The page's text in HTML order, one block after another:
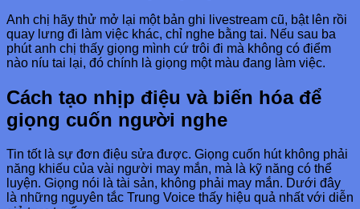
Anh chị hãy thử mở lại một bản ghi livestream cũ, bật lên rồi
quay lưng đi làm việc khác, chỉ nghe bằng tai. Nếu sau ba
phút anh chị thấy giọng mình cứ trôi đi mà không có điểm
nào níu tai lại, đó chính là giọng một màu đang làm việc.
Cách tạo nhịp điệu và biến hóa để
giọng cuốn người nghe
Tin tốt là sự đơn điệu sửa được. Giọng cuốn hút không phải
năng khiếu của vài người may mắn, mà là kỹ năng có thể
luyện. Giọng nói là tài sản, không phải may mắn. Dưới đây
là những nguyên tắc Trung Voice thấy hiệu quả nhất với diễn